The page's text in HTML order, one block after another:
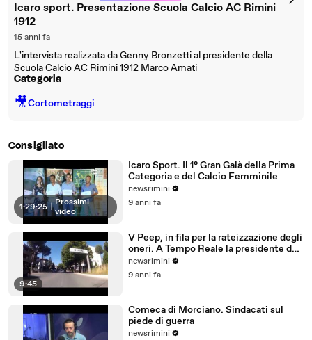
Icaro sport. Presentazione Scuola Calcio AC Rimini
1912
15 anni fa
L'intervista realizzata da Genny Bronzetti al presidente della
Scuola Calcio AC Rimini 1912 Marco Amati
Categoria
🎥Cortometraggi
Consigliato
1:29:25 | Prossimi
video
Icaro Sport. Il 1° Gran Galà della Prima
Categoria e del Calcio Femminile
newsrimini
9 anni fa
9:45
V Peep, in fila per la rateizzazione degli
oneri. A Tempo Reale la presidente del
Comitato
newsrimini
9 anni fa
Comeca di Morciano. Sindacati sul
piede di guerra
newsrimini